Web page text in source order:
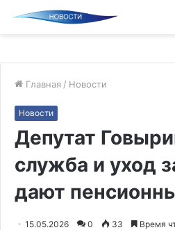
Главная / Новости
Новости
Депутат
служба и уход
дают
15.05.2026 0 33 Время